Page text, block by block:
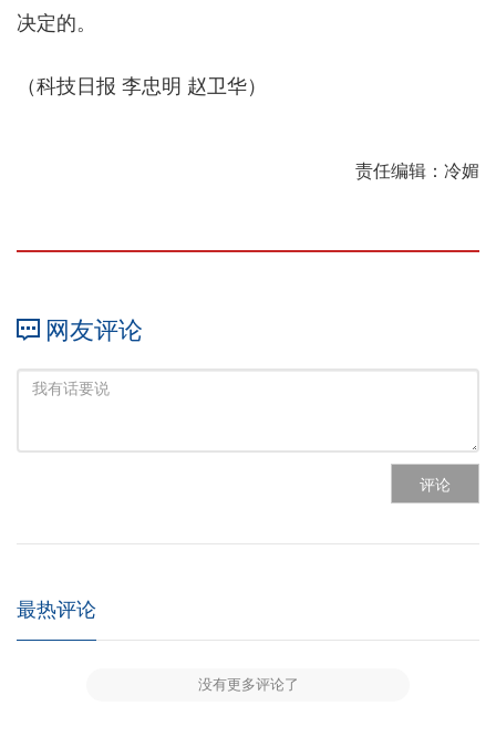
决定的。
（科技日报 李忠明 赵卫华）
责任编辑：冷媚
网友评论
评论
最热评论
没有更多评论了